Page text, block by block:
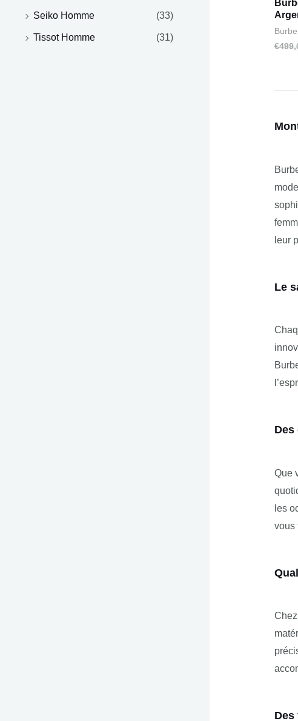
Seiko Homme (33)
Tissot Homme (31)
€
leur
Le
Que
les
vous